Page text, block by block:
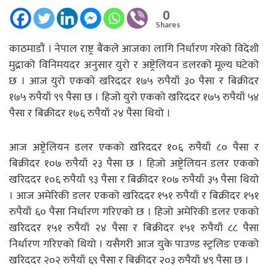
0
Shares
काठमाडौं । नेपाल राष्ट्र बैंकले आजका लागि निर्धारण गरेको विदेशी
मुद्राको विनिमयदर अनुसार युरो र अष्ट्रेलियन डलरको मूल्य घटेको
छ । आज युरो एकको खरिददर १७५ रुपैयाँ ३० पैसा र बिक्रीदर
१७५ रुपैयाँ ९९ पैसा छ । हिजो युरो एकको खरिददर १७५ रुपैयाँ ५४
पैसा र बिक्रीदर १७६ रुपैयाँ २४ पैसा थियो ।
आज अष्ट्रेलियन डलर एकको खरिददर १०६ रुपैयाँ ८० पैसा र
बिक्रीदर १०७ रुपैयाँ २३ पैसा छ । हिजो अष्ट्रेलियन डलर एकको
खरिददर १०६ रुपैयाँ ९३ पैसा र बिक्रीदर १०७ रुपैयाँ ३५ पैसा थियो
। आज अमेरिकी डलर एकको खरिददर १५१ रुपैयाँ र बिक्रीदर १५१
रुपैयाँ ६० पैसा निर्धारण गरिएको छ । हिजो अमेरिकी डलर एकको
खरिददर १५१ रुपैयाँ २४ पैसा र बिक्रीदर १५१ रुपैयाँ ८८ पैसा
निर्धारण गरिएको थियो । यसैगरी आज युके पाउण्ड स्ट्रलिङ एकको
खरिददर २०२ रुपैयाँ ६९ पैसा र बिक्रीदर २०३ रुपैयाँ ४९ पैसा छ ।